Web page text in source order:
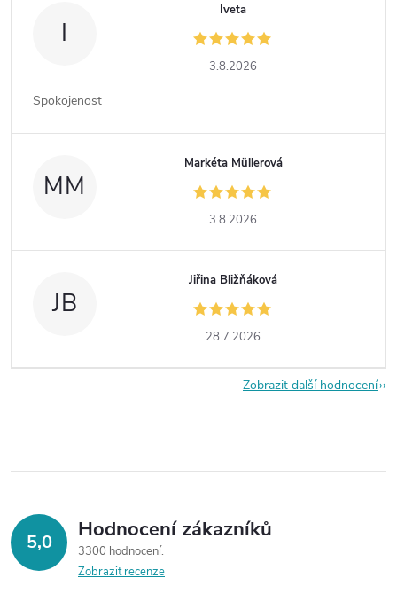
I
Iveta
3.8.2026
Spokojenost
MM
Markéta Müllerová
3.8.2026
JB
Jiřina Bližňáková
28.7.2026
Zobrazit další hodnocení
5,0 Hodnocení zákazníků
3300 hodnocení
Zobrazit recenze